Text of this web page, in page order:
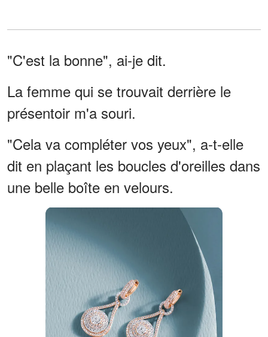
"C'est la bonne", ai-je dit.
La femme qui se trouvait derrière le
présentoir m'a souri.
"Cela va compléter vos yeux", a-t-elle
dit en plaçant les boucles d'oreilles dans
une belle boîte en velours.